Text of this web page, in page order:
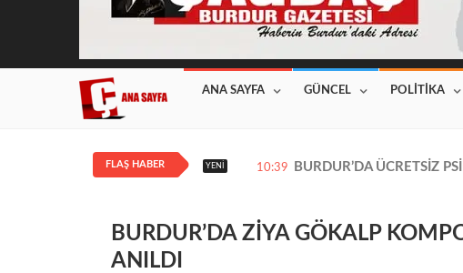
ANA SAYFA GÜNCEL POLİTİKA
FLAŞ HABER YENI 12:08 BURDUR’DA
BURDUR’DA ZİYA GÖKALP
ANILDI